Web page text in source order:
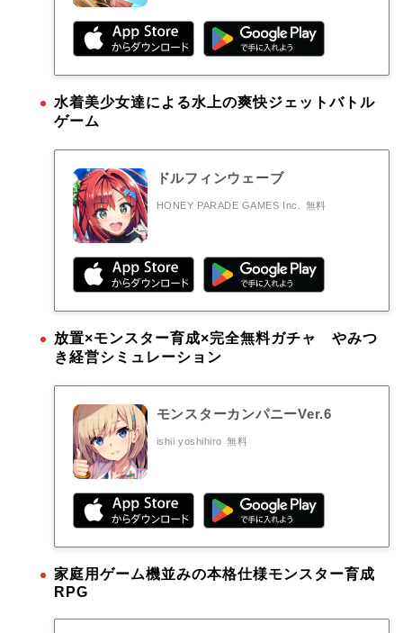
水着美少女達による水上の爽快ジェットバトル
ゲーム
ドルフィンウェーブ
HONEY PARADE GAMES Inc. 無料
放置×モンスター育成×完全無料ガチャ やみつ
き経営シミュレーション
モンスターカンパニーVer.6
ishii yoshihiro 無料
家庭用ゲーム機並みの本格仕様モンスター育成
RPG